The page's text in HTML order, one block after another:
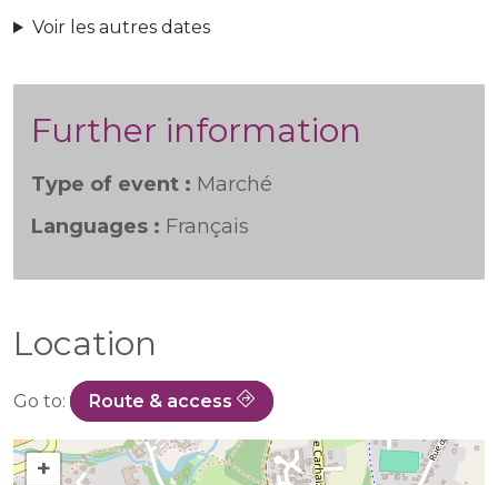
Voir les autres dates
Further information
Type of event : Marché
Languages : Français
Location
Go to: Route & access
+